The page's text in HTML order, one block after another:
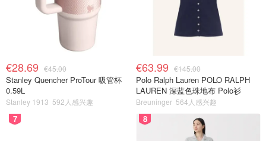
€28.69 €45.00
Stanley Quencher ProTour 吸管杯
0.59L
Stanley 1913 592人感兴趣
€63.99 €145.00
Polo Ralph Lauren POLO RALPH
LAUREN 深蓝色珠地布 Polo衫
Breuninger 564人感兴趣
7 8